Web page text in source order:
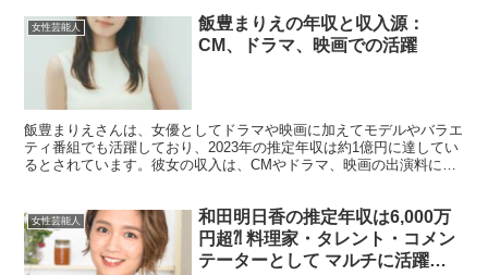
女性芸能人
飯豊まりえの年収と収入源：
CM、ドラマ、映画での活躍
飯豊まりえさんは、女優としてドラマや映画に加えてモデルやバラエ
ティ番組でも活躍しており、2023年の推定年収は約1億円に達してい
るとされています。彼女の収入は、CMやドラマ、映画の出演料に加
女性芸能人
和田明日香の推定年収は6,000万
円超⁈ 料理家・タレント・コメン
テーターとして マルチに活躍す